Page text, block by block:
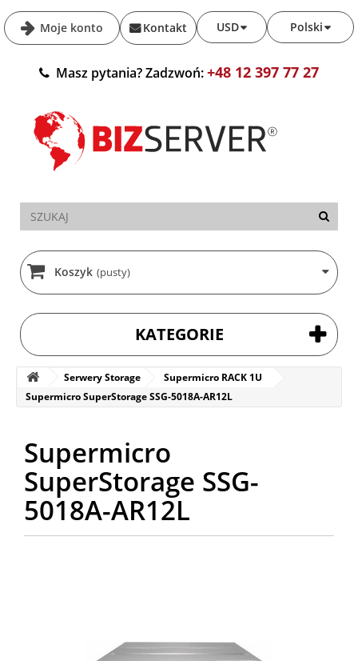
Moje konto Polski
USD
Kontakt
Masz pytania? Zadzwoń:+48 12 397 77 27
Koszyk (pusty)
KATEGORIE
Serwery Storage
Supermicro RACK 1U
Supermicro SuperStorage SSG-5018A-AR12L
Supermicro
SuperStorage SSG-
5018A-AR12L